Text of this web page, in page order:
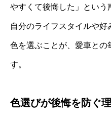
やすくて後悔した」という
自分のライフスタイルや
色を選ぶことが、愛車との
す。
色選びが後悔を防ぐ